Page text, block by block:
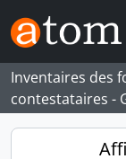
Skip to main content
Inventaires des
contestataires -